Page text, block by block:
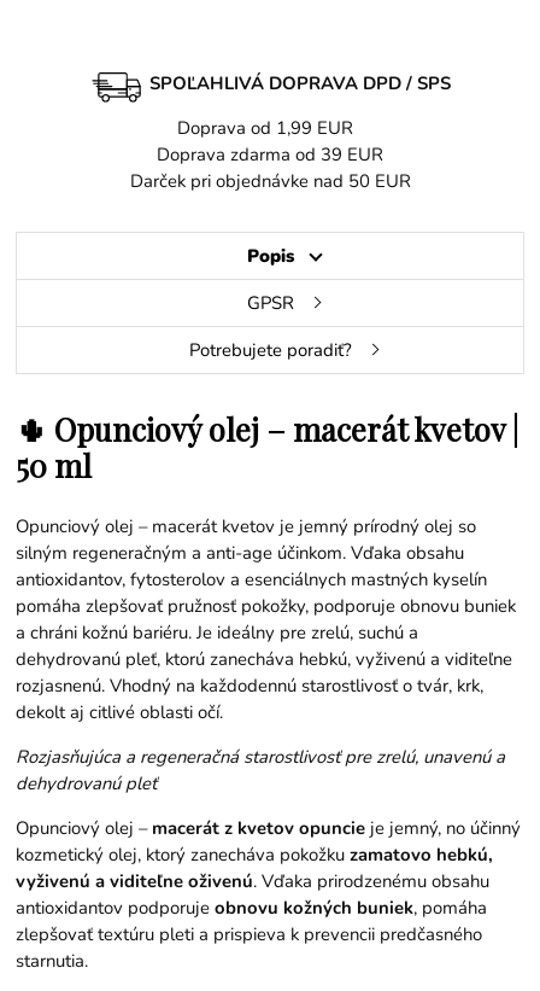
SPOĽAHLIVÁ DOPRAVA DPD / SPS
Doprava od 1,99 EUR
Doprava zdarma od 39 EUR
Darček pri objednávke nad 50 EUR
Popis
GPSR
Potrebujete poradiť?
🌵 Opunciový olej – macerát kvetov |
50 ml
Opunciový olej – macerát kvetov je jemný prírodný olej so
silným regeneračným a anti-age účinkom. Vďaka obsahu
antioxidantov, fytosterolov a esenciálnych mastných kyselín
pomáha zlepšovať pružnosť pokožky, podporuje obnovu buniek
a chráni kožnú bariéru. Je ideálny pre zrelú, suchú a
dehydrovanú pleť, ktorú zanecháva hebkú, vyživenú a viditeľne
rozjasnenú. Vhodný na každodennú starostlivosť o tvár, krk,
dekolt aj citlivé oblasti očí.
Rozjasňujúca a regeneračná starostlivosť pre zrelú, unavenú a
dehydrovanú pleť
Opunciový olej – macerát z kvetov opuncie je jemný, no účinný
kozmetický olej, ktorý zanecháva pokožkuzamatovo hebkú,
vyživenú a viditeľne oživenú. Vďaka prirodzenému obsahu
antioxidantov podporujeobnovu kožných buniek, pomáha
zlepšovať textúru pleti a prispieva k prevencii predčasného
starnutia.